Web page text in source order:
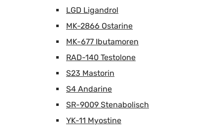
LGD Ligandrol
MK-2866 Ostarine
MK-677 Ibutamoren
RAD-140 Testolone
S23 Mastorin
S4 Andarine
SR-9009 Stenabolisch
YK-11 Myostine